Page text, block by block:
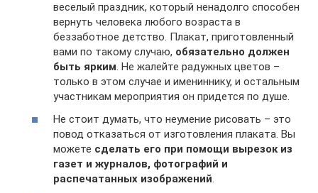
веселый праздник, который ненадолго способен
вернуть человека любого возраста в
беззаботное детство. Плакат, приготовленный
вами по такому случаю, обязательно должен
быть ярким. Не жалейте радужных цветов –
только в этом случае и имениннику, и остальным
участникам мероприятия он придется по душе.
Не стоит думать, что неумение рисовать – это
повод отказаться от изготовления плаката. Вы
можете сделать его при помощи вырезок из
газет и журналов, фотографий и
распечатанных изображений.